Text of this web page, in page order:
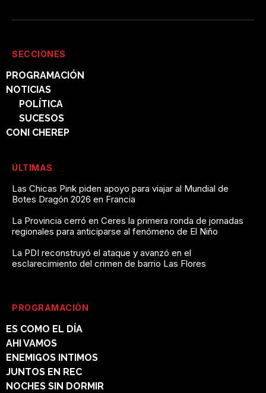
SECCIONES
PROGRAMACIÓN
NOTICIAS
POLÍTICA
SUCESOS
CONI CHEREP
ÚLTIMAS
Las Chicas Pink piden apoyo para viajar al Mundial de
Botes Dragón 2026 en Francia
La Provincia cerró en Ceres la primera ronda de jornadas
regionales para anticiparse al fenómeno de El Niño
La PDI reconstruyó el ataque y avanzó en el
esclarecimiento del crimen de barrio Las Flores
PROGRAMACIÓN
ES COMO EL DÍA
AHI VAMOS
ENEMIGOS INTIMOS
JUNTOS EN REC
NOCHES SIN DORMIR